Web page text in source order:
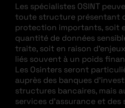
Les spécialistes OSINT
toute structure présentant
protection importants, soit
quantité de données
traite, soit en raison
liés souvent à un poids
Les Osinters seront
auprès des banques
structures bancaires, mais
services d’assurance et des